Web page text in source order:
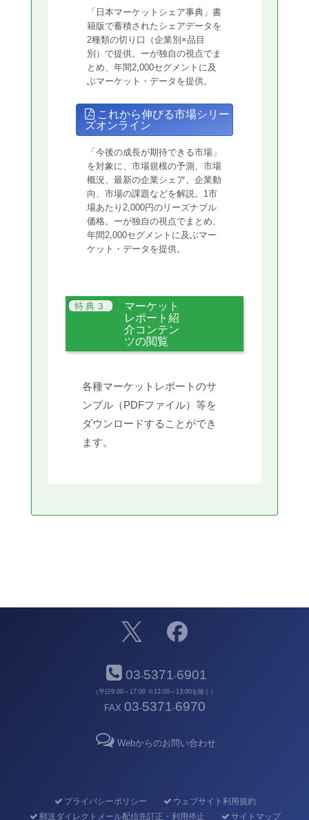
「日本マーケットシェア事典」書
籍版で蓄積されたシェアデータを
2種類の切り口（企業別×品目
別）で提供。ーが独自の視点でま
とめ、年間2,000セグメントに及
ぶマーケット・データを提供。
これから伸びる市場シリー
ズオンライン
「今後の成長が期待できる市場」
を対象に、市場規模の予測、市場
概況、最新の企業シェア、企業動
向、市場の課題などを解説。1市
場あたり2,000円のリーズナブル
価格。ーが独自の視点でまとめ、
年間2,000セグメントに及ぶマー
ケット・データを提供。
マーケット
レポート紹
介コンテン
ツの閲覧
各種マーケットレポートのサ
ンプル（PDFファイル）等を
ダウンロードすることができ
ます。
03-5371-6901
（平日9:00～17:00 ※12:00～13:00を除く）
FAX 03-5371-6970
Webからのお問い合わせ
プライバシーポリシー
ウェブサイト利用規約
郵送ダイレクトメール配信先訂正・利用停止
サイトマップ